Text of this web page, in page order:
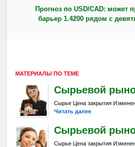
Прогноз по USD/CAD: может
барьер 1.4200 рядом с
МАТЕРИАЛЫ ПО ТЕМЕ
Сырьевой
Сырье Цена закрытия
Читать далее
Сырьевой
Сырье Цена закрытия